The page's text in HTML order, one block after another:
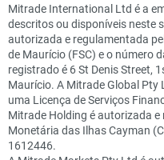
Mitrade International Ltd é a
descritos ou disponíveis neste
autorizada e regulamentada
de Maurício (FSC) e o número
registrado é 6 St Denis Street,
Maurício. A Mitrade Global Pty
uma Licença de Serviços
Mitrade Holding é autorizada
Monetária das Ilhas Cayman
1612446.